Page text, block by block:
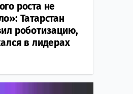
роста не
Татарстан
роботизацию,
в лидерах